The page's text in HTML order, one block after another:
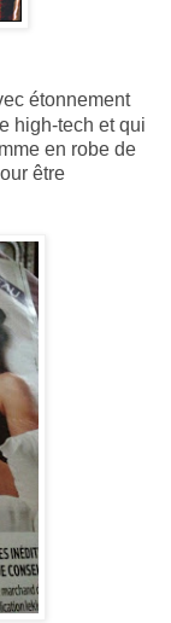
étonnement
high-tech et qui
en robe de
être